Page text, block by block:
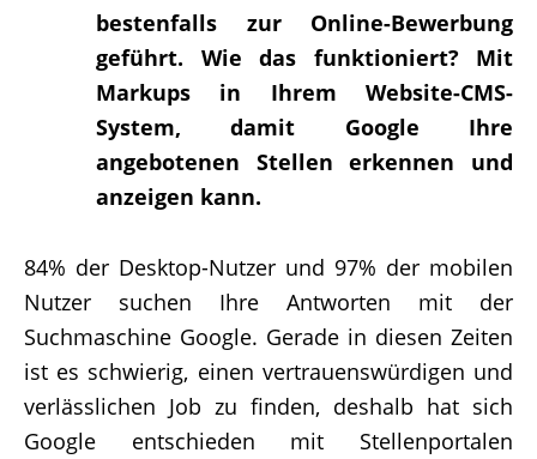
bestenfalls zur Online-Bewerbung
geführt. Wie das funktioniert? Mit
Markups in Ihrem Website-CMS-
System, damit Google Ihre
angebotenen Stellen erkennen und
anzeigen kann.
84% der Desktop-Nutzer und 97% der mobilen
Nutzer suchen Ihre Antworten mit der
Suchmaschine Google. Gerade in diesen Zeiten
ist es schwierig, einen vertrauenswürdigen und
verlässlichen Job zu finden, deshalb hat sich
Google entschieden mit Stellenportalen